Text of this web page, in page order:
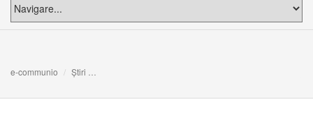
e-communio Știri